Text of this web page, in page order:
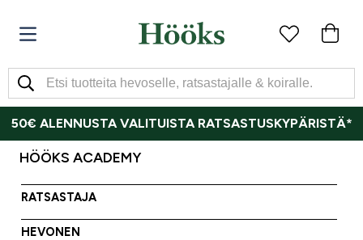
50€ ALENNUSTA VALITUISTA RATSASTUSKYPÄRISTÄ*
HÖÖKS ACADEMY
RATSASTAJA
HEVONEN